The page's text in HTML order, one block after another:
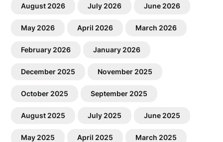
August 2026 July 2026 June 2026
May 2026 April 2026 March 2026
February 2026 January 2026
December 2025 November 2025
October 2025 September 2025
August 2025 July 2025 June 2025
May 2025 April 2025 March 2025